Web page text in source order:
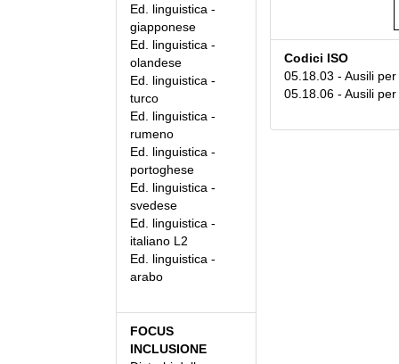
Ed. linguistica -
giapponese
Ed. linguistica -
olandese
Ed. linguistica -
turco
Ed. linguistica -
rumeno
Ed. linguistica -
portoghese
Ed. linguistica -
svedese
Ed. linguistica -
italiano L2
Ed. linguistica -
arabo
FOCUS
INCLUSIONE
Codici ISO
05.18.03 - Ausili
05.18.06 - Ausili